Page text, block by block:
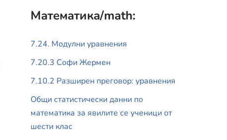
Математика/math:
7.24. Модулни уравнения
7.20.3 Софи Жермен
7.10.2 Разширен преговор: уравнения
Общи статистически данни по
математика за явилите се ученици от
шести клас